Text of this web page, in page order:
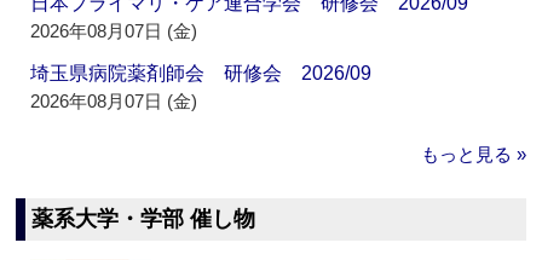
2026年08月07日 (金)
埼玉県病院薬剤師会 研修会 2026/09
2026年08月07日 (金)
もっと見る »
薬系大学・学部 催し物